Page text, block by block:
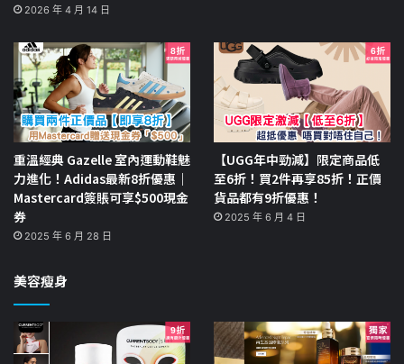
2026 年 4 月 14 日
重溫經典 Gazelle 室內運動鞋魅
力進化！Adidas最新8折優惠｜
Mastercard簽賬可享$500現金
券
2025 年 6 月 28 日
【UGG年中勁減】限定商品低
至6折！買2件再享85折！正價
貨品都有9折優惠！
2025 年 6 月 4 日
美容瘦身